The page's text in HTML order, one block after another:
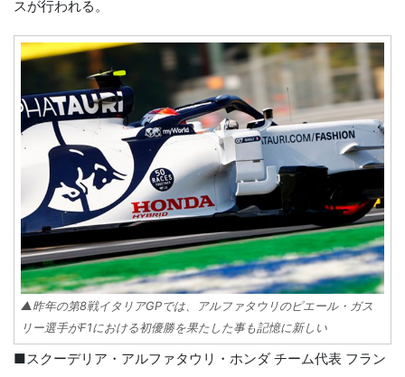
スが行われる。
▲昨年の第8戦イタリアGPでは、アルファタウリのピエール・ガス
リー選手がF1における初優勝を果たした事も記憶に新しい
■スクーデリア・アルファタウリ・ホンダ チーム代表 フラン